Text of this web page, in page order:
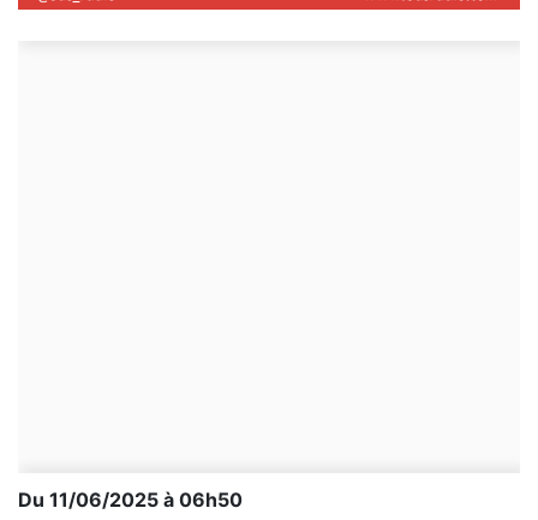
Du 11/06/2025 à 06h50